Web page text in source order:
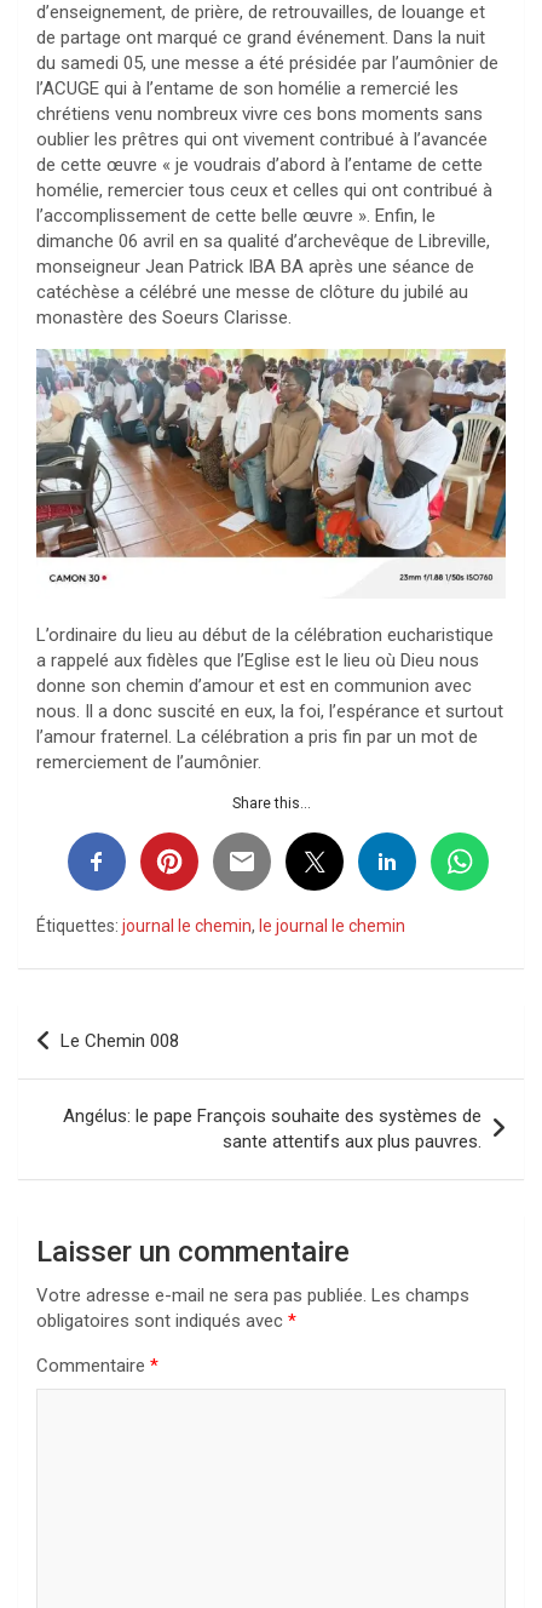
d’enseignement, de prière, de retrouvailles, de louange et
de partage ont marqué ce grand événement. Dans la nuit
du samedi 05, une messe a été présidée par l’aumônier de
l’ACUGE qui à l’entame de son homélie a remercié les
chrétiens venu nombreux vivre ces bons moments sans
oublier les prêtres qui ont vivement contribué à l’avancée
de cette œuvre « je voudrais d’abord à l’entame de cette
homélie, remercier tous ceux et celles qui ont contribué à
l’accomplissement de cette belle œuvre ». Enfin, le
dimanche 06 avril en sa qualité d’archevêque de Libreville,
monseigneur Jean Patrick IBA BA après une séance de
catéchèse a célébré une messe de clôture du jubilé au
monastère des Soeurs Clarisse.
L’ordinaire du lieu au début de la célébration eucharistique
a rappelé aux fidèles que l’Eglise est le lieu où Dieu nous
donne son chemin d’amour et est en communion avec
nous. Il a donc suscité en eux, la foi, l’espérance et surtout
l’amour fraternel. La célébration a pris fin par un mot de
remerciement de l’aumônier.
Share this...
Étiquettes: journal le chemin, le journal le chemin
Navigation
de
l’article
Le Chemin 008
Angélus: le pape François souhaite des systèmes de
sante attentifs aux plus pauvres.
Laisser un commentaire
Votre adresse e-mail ne sera pas publiée. Les champs
obligatoires sont indiqués avec *
Commentaire *